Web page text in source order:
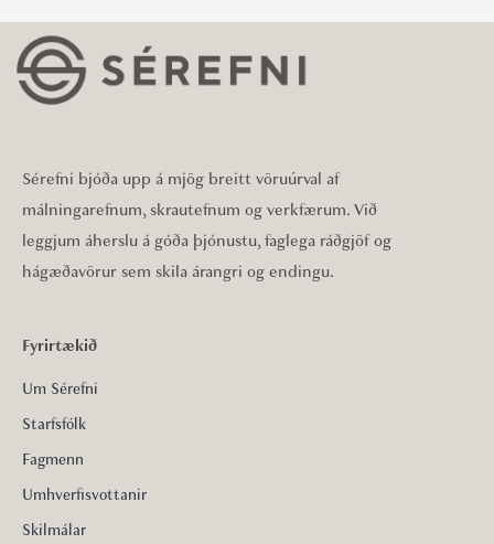
Sérefni bjóða upp á mjög breitt vöruúrval af
málningarefnum, skrautefnum og verkfærum. Við
leggjum áherslu á góða þjónustu, faglega ráðgjöf og
hágæðavörur sem skila árangri og endingu.
Fyrirtækið
Um Sérefni
Starfsfólk
Fagmenn
Umhverfisvottanir
Skilmálar